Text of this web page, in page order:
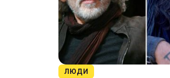
ЛЮДИ